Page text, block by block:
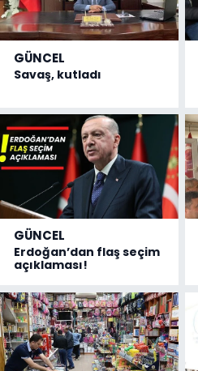
GÜNCEL
Savaş, kutladı
GÜNCEL
Erdoğan’dan flaş seçim
açıklaması!